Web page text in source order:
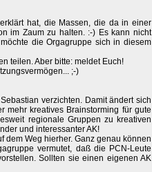
hat, die Massen, die da in einer
im Zaum zu halten. :-) Es kann nicht
die Orgagruppe sich in diesem
teilen. Aber bitte: meldet Euch!
;-)
verzichten. Damit ändert sich
mehr kreatives Brainstorming für gute
regionale Gruppen zu kreativen
und interessanter AK!
dem Weg hierher. Ganz genau können
vermutet, daß die PCN-Leute
Sollten sie einen eigenen AK